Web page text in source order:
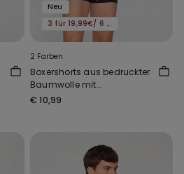
Neu
3 für 19,99€/ 6 für 29,99€
2 Farben
Boxershorts aus bedruckter
Baumwolle mit
kontrastfarbenen Kanten
€ 10,99